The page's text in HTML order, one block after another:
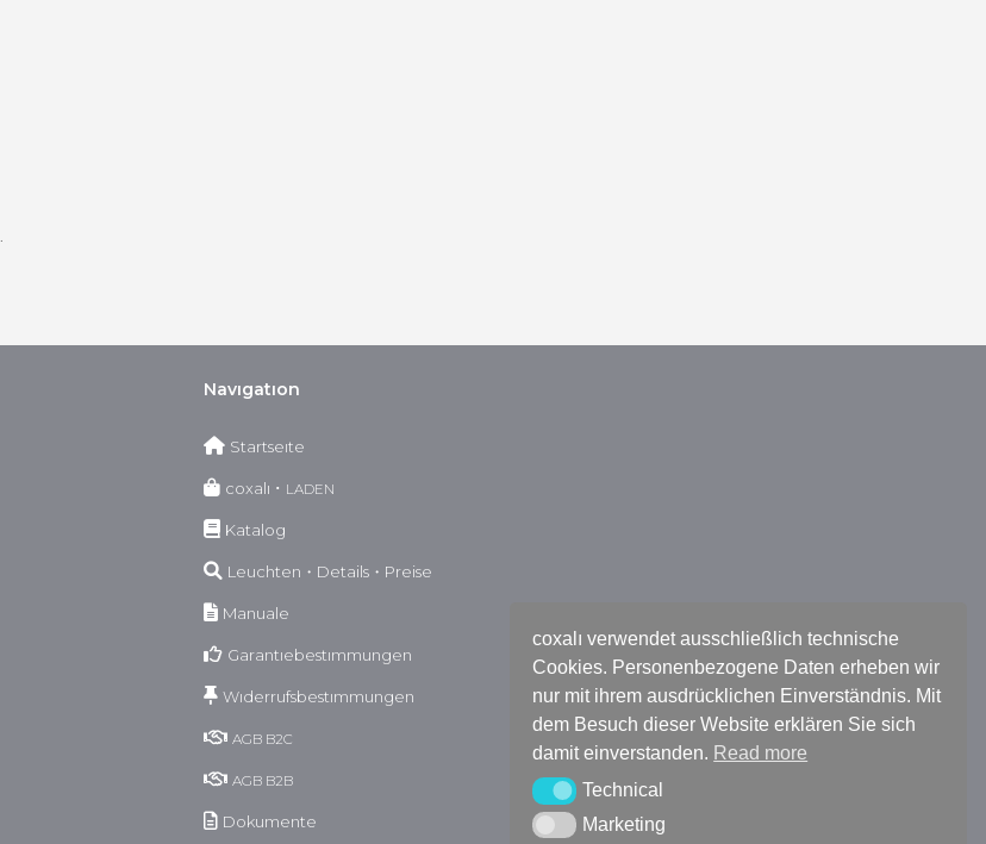
Navıgatıon
Startseıte
coxalı ･ LADEN
Katalog
Leuchten・Details・Preise
Manuale
Garantıebestımmungen
Wıderrufsbestımmungen
AGB B2C
AGB B2B
Dokumente
coxalı verwendet ausschließlich technische
Cookies. Personenbezogene Daten erheben wir
nur mit ihrem ausdrücklichen Einverständnis. Mit
dem Besuch dieser Website erklären Sie sich
damit einverstanden. Read more
TechnicalTechnical
MarketingMarketing